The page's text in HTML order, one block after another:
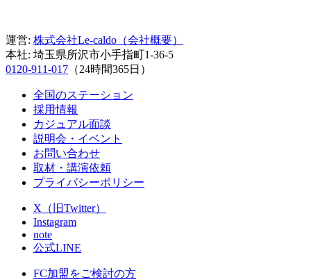
運営: 株式会社Le-caldo（会社概要）
本社: 埼玉県所沢市小手指町1-36-5
0120‑911‑017 （24時間365日）
全国のステーション
採用情報
カジュアル面談
説明会・イベント
お問い合わせ
取材・講演依頼
プライバシーポリシー
X（旧Twitter）
Instagram
note
公式LINE
FC加盟をご検討の方